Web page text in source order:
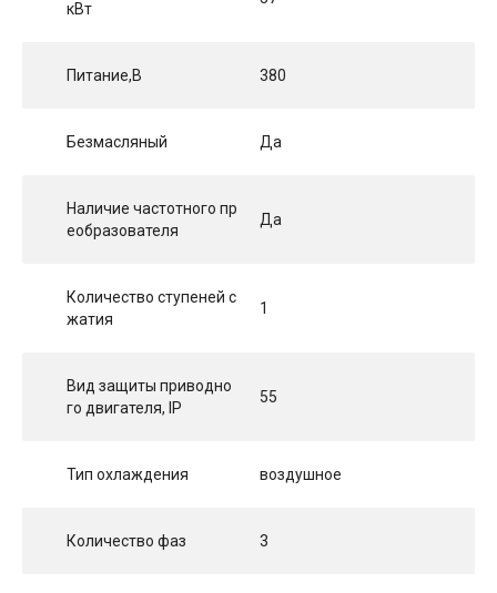
кВт
Питание,В 380
Безмасляный Да
Наличие частотного пр
еобразователя
Да
Количество ступеней с
жатия
1
Вид защиты приводно
го двигателя, IP
55
Тип охлаждения воздушное
Количество фаз 3